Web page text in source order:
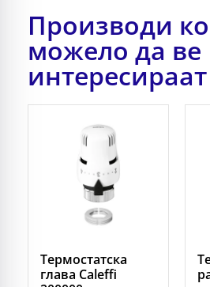
Производи
можело да ве
интересираат
Термостатска
глава Caleffi